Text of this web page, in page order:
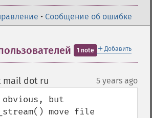
• Сообщение об ошибке
＋ Добавить
1 note
mail dot ru 5 years ago
but
move file